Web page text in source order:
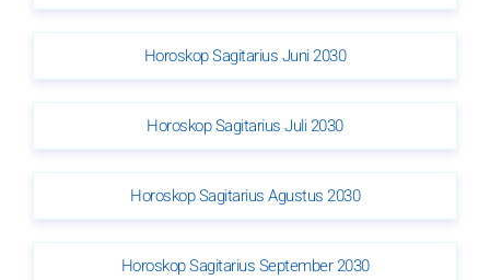
Horoskop Sagitarius Juni 2030
Horoskop Sagitarius Juli 2030
Horoskop Sagitarius Agustus 2030
Horoskop Sagitarius September 2030